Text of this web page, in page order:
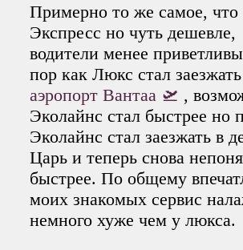
Примерно то же самое,
Экспресс но чуть дешевле,
водители менее
пор как Люкс стал
аэропорт Вантаа 🛫 ,
Эколайнс стал быстрее но
Эколайнс стал заезжать в
Царь и теперь снова
быстрее. По общему
моих знакомых сервис
немного хуже чем у люкса.